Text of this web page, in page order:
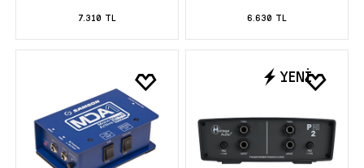
7.310 TL 6.630 TL
YENİ